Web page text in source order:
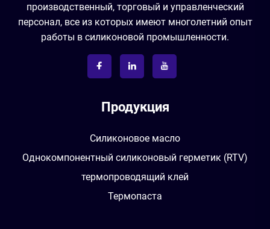
производственный, торговый и управленческий
персонал, все из которых имеют многолетний опыт
работы в силиконовой промышленности.
Продукция
Силиконовое масло
Однокомпонентный силиконовый герметик (RTV)
термопроводящий клей
Термопаста